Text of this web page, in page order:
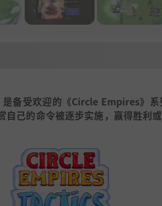
备受欢迎的《Circle Empires》
自己的命令被逐步实施，赢得胜利